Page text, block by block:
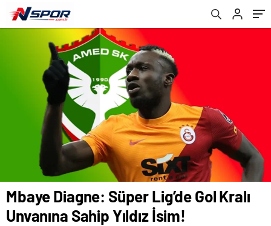
Mbaye Diagne: Süper Lig’de Gol Kralı
Unvanına Sahip Yıldız İsim!